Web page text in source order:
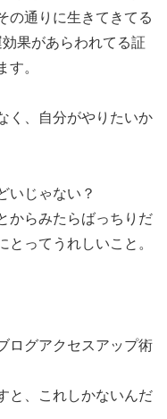
の通りに生きてきてる
果があらわれてる証
す。
く、自分がやりたいか
いじゃない？
からみたらばっちりだ
とってうれしいこと。
ログアクセスアップ術
と、これしかないんだ